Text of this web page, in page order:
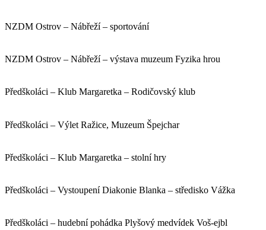
NZDM Ostrov – Nábřeží – sportování
NZDM Ostrov – Nábřeží – výstava muzeum Fyzika hrou
Předškoláci – Klub Margaretka – Rodičovský klub
Předškoláci – Výlet Ražice, Muzeum Špejchar
Předškoláci – Klub Margaretka – stolní hry
Předškoláci – Vystoupení Diakonie Blanka – středisko Vážka
Předškoláci – hudební pohádka Plyšový medvídek Voš-ejbl